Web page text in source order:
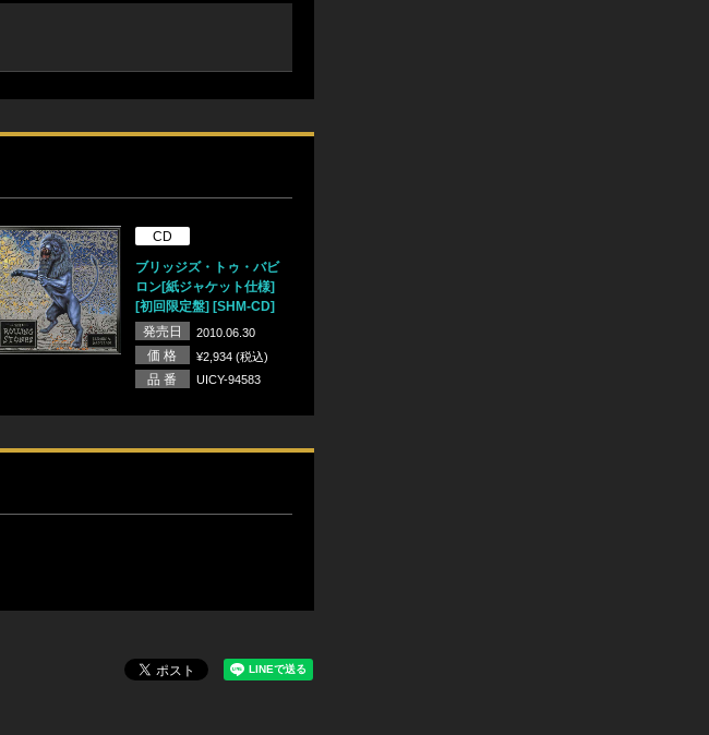
CD
ブリッジズ・トゥ・バビ
ロン[紙ジャケット仕様]
[初回限定盤] [SHM-CD]
発売日
2010.06.30
価 格 ¥2,934 (税込)
品 番 UICY-94583